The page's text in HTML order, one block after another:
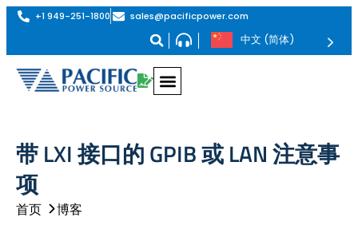
+1 949-251-1800 sales@pacificpower.com
中文 (简体)
带 LXI 接口的 GPIB 或 LAN 注意事
项
首页 博客